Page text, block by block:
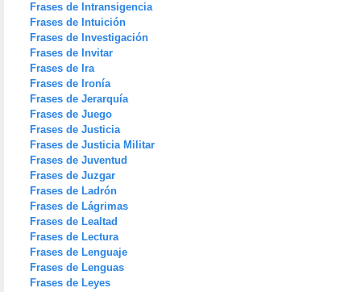
Frases de Intransigencia
Frases de Intuición
Frases de Investigación
Frases de Invitar
Frases de Ira
Frases de Ironía
Frases de Jerarquía
Frases de Juego
Frases de Justicia
Frases de Justicia Militar
Frases de Juventud
Frases de Juzgar
Frases de Ladrón
Frases de Lágrimas
Frases de Lealtad
Frases de Lectura
Frases de Lenguaje
Frases de Lenguas
Frases de Leyes